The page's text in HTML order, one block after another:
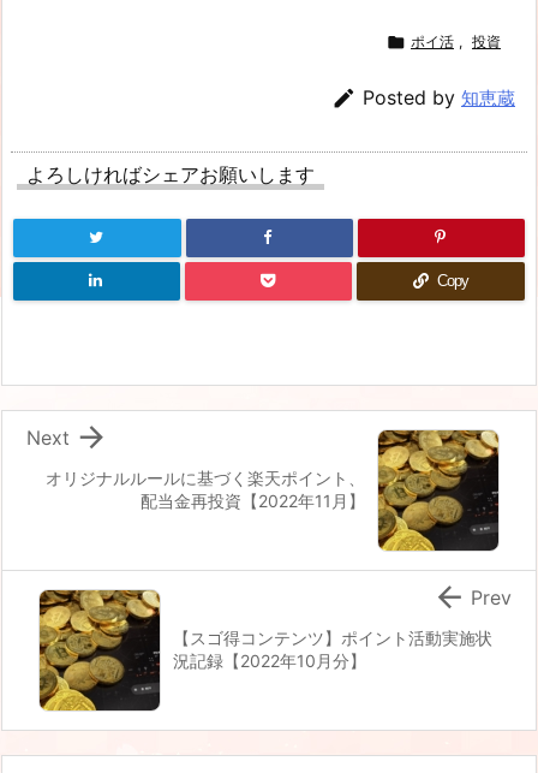
 ポイ活 , 投資
 Posted by 知恵蔵
よろしければシェアお願いします
Copy
オリジナルルールに基づく楽天ポイント、
配当金再投資【2022年11月】

Next
【スゴ得コンテンツ】ポイント活動実施状
況記録【2022年10月分】
 Prev